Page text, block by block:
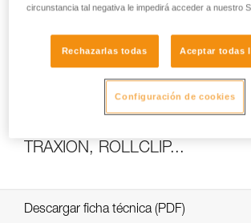
Ensayos de eficacia y
TRAXION, ROLLCLIP...
Descargar ficha técnica (PDF)
circunstancia tal negativa le impedirá acceder a nuestro
Rechazarlas todas Aceptar todas
Configuración de cookies